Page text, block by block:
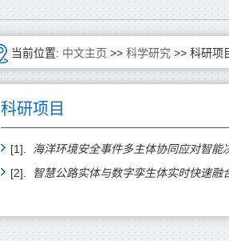
当前位置: 中文主页 >> 科学研究 >> 科研项
科研项目
[1].
海洋环境安全事件多主体协同应对智能
[2].
智慧公路实体与数字孪生体实时快速融